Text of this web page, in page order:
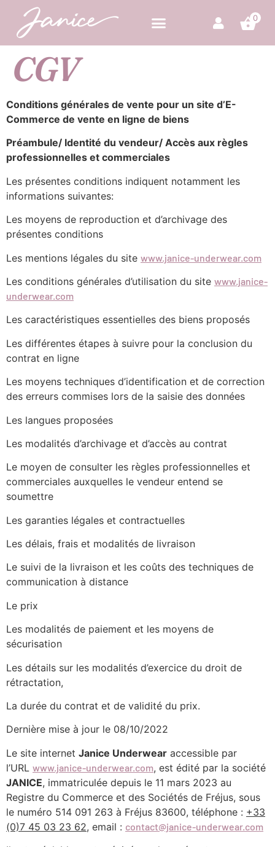
0
CGV
Conditions générales de vente pour un site d’E-
Commerce de vente en ligne de biens
Préambule/ Identité du vendeur/ Accès aux règles
professionnelles et commerciales
Les présentes conditions indiquent notamment les
informations suivantes:
Les moyens de reproduction et d’archivage des
présentes conditions
Les mentions légales du site www.janice-underwear.com
Les conditions générales d’utilisation du site www.janice-
underwear.com
Les caractéristiques essentielles des biens proposés
Les différentes étapes à suivre pour la conclusion du
contrat en ligne
Les moyens techniques d’identification et de correction
des erreurs commises lors de la saisie des données
Les langues proposées
Les modalités d’archivage et d’accès au contrat
Le moyen de consulter les règles professionnelles et
commerciales auxquelles le vendeur entend se
soumettre
Les garanties légales et contractuelles
Les délais, frais et modalités de livraison
Le suivi de la livraison et les coûts des techniques de
communication à distance
Le prix
Les modalités de paiement et les moyens de
sécurisation
Les détails sur les modalités d’exercice du droit de
rétractation,
La durée du contrat et de validité du prix.
Dernière mise à jour le 08/10/2022
Le site internet Janice Underwear accessible par
l’URL www.janice-underwear.com, est édité par la société
JANICE, immatriculée depuis le 11 mars 2023 au
Registre du Commerce et des Sociétés de Fréjus, sous
le numéro 514 091 263 à Fréjus 83600, téléphone : +33
(0)7 45 03 23 62, email : contact@janice-underwear.com